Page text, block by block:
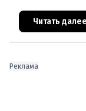
получить до
Читать далее
Реклама